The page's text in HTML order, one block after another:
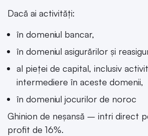
Dacă ai activități:
în domeniul bancar,
în domeniul asigurărilor şi
al pieţei de capital, inclusiv
intermediere în aceste domenii,
în domeniul jocurilor de noroc
Ghinion de neșansă – intri direct
profit de 16%.